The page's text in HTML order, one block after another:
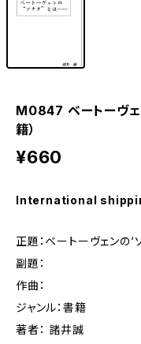
M0847 ベートーヴェ
籍）
¥660
International
正題：ベートーヴェンの‘ソ
副題：
作曲：
ジャンル：書籍
著者： 諸井誠